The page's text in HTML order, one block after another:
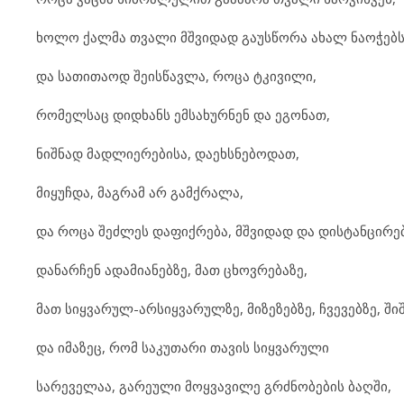
ხოლო ქალმა თვალი მშვიდად გაუსწორა ახალ ნაოჭებს
და სათითაოდ შეისწავლა, როცა ტკივილი,
რომელსაც დიდხანს ემსახურნენ და ეგონათ,
ნიშნად მადლიერებისა, დაეხსნებოდათ,
მიყუჩდა, მაგრამ არ გამქრალა,
და როცა შეძლეს დაფიქრება, მშვიდად და
დანარჩენ ადამიანებზე, მათ ცხოვრებაზე,
მათ სიყვარულ-არსიყვარულზე, მიზეზებზე, ჩვევებზე,
და იმაზეც, რომ საკუთარი თავის სიყვარული
სარეველაა, გარეული მოყვავილე გრძნობების ბაღში,